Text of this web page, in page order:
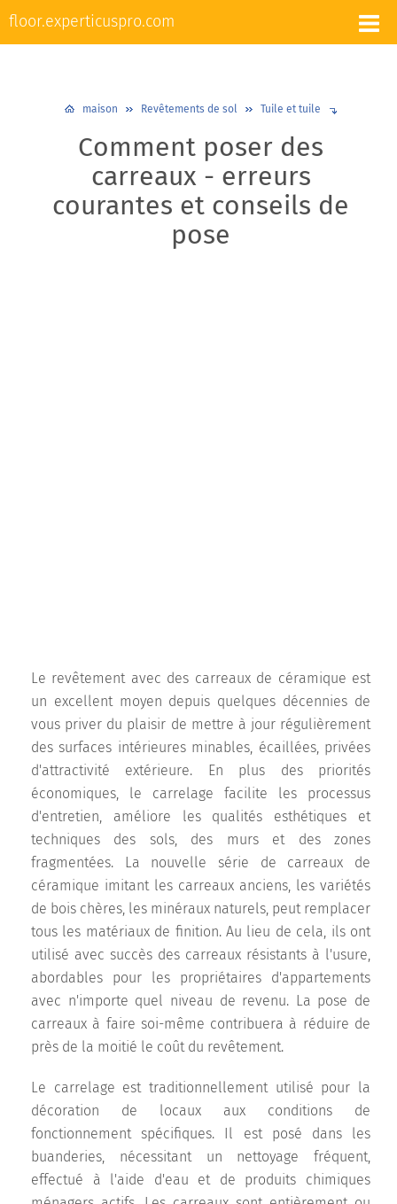
floor.experticuspro.com
L'appareil et la réparation des sols
Plancher chaud Plinthes Design et décoration
maison Revêtements de sol Tuile et tuile
Comment poser des
carreaux - erreurs
courantes et conseils de
pose
Le revêtement avec des carreaux de céramique est
un excellent moyen depuis quelques décennies de
vous priver du plaisir de mettre à jour régulièrement
des surfaces intérieures minables, écaillées, privées
d'attractivité extérieure. En plus des priorités
économiques, le carrelage facilite les processus
d'entretien, améliore les qualités esthétiques et
techniques des sols, des murs et des zones
fragmentées. La nouvelle série de carreaux de
céramique imitant les carreaux anciens, les variétés
de bois chères, les minéraux naturels, peut remplacer
tous les matériaux de finition. Au lieu de cela, ils ont
utilisé avec succès des carreaux résistants à l'usure,
abordables pour les propriétaires d'appartements
avec n'importe quel niveau de revenu. La pose de
carreaux à faire soi-même contribuera à réduire de
près de la moitié le coût du revêtement.
Le carrelage est traditionnellement utilisé pour la
décoration de locaux aux conditions de
fonctionnement spécifiques. Il est posé dans les
buanderies, nécessitant un nettoyage fréquent,
effectué à l'aide d'eau et de produits chimiques